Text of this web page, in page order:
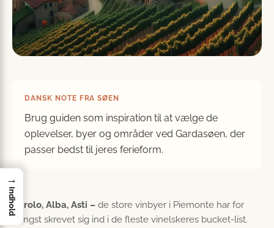
DANSK NOTE FRA SØEN
Brug guiden som inspiration til at vælge de
oplevelser, byer og områder ved Gardasøen, der
passer bedst til jeres ferieform.
Barolo, Alba, Asti – de store vinbyer i Piemonte har for
længst skrevet sig ind i de fleste vinelskeres bucket-list.
→
Indhold